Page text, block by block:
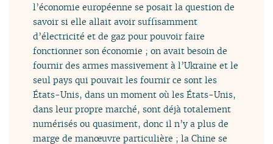
l’économie européenne se posait la question de
savoir si elle allait avoir suffisamment
d’électricité et de gaz pour pouvoir faire
fonctionner son économie ; on avait besoin de
fournir des armes massivement à l’Ukraine et le
seul pays qui pouvait les fournir ce sont les
États-Unis, dans un moment où les États-Unis,
dans leur propre marché, sont déjà totalement
numérisés ou quasiment, donc il n’y a plus de
marge de manœuvre particulière ; la Chine se